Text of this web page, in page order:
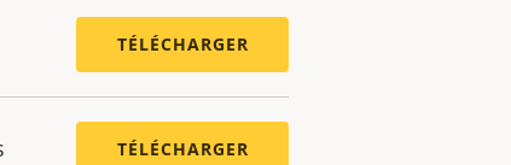
TÉLÉCHARGER
TÉLÉCHARGER